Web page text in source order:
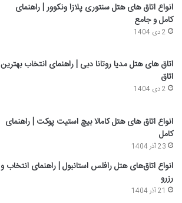
انواع اتاق های هتل سنتوری پلازا ونکوور | راهنمای
کامل و جامع
2 دی 1404
اتاق‌ های هتل مدیا روتانا دبی | راهنمای انتخاب بهترین
اتاق
2 دی 1404
انواع اتاق های هتل کامالا بیچ استیت پوکت | راهنمای
کامل
23 آذر 1404
انواع اتاق‌های هتل رافلس استانبول | راهنمای انتخاب و
رزرو
21 آذر 1404